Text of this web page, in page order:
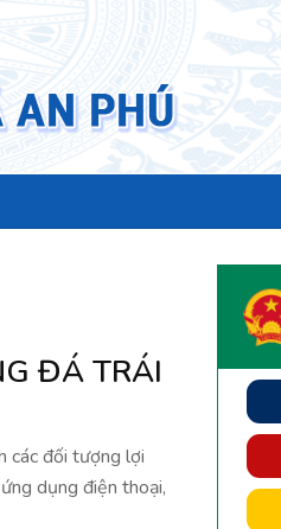
ĐÁ TRÁI
các đối tượng lợi
dụng điện thoại,